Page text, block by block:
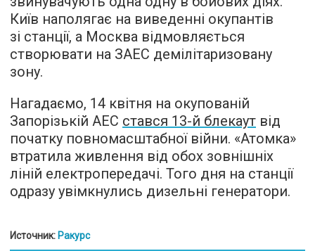
Київ наполягає на виведенні окупантів
зі станції, а Москва відмовляється
створювати на ЗАЕС демілітаризовану
зону.
Нагадаємо, 14 квітня на окупованій
Запорізькій АЕС стався 13-й блекаут від
початку повномасштабної війни. «Атомка»
втратила живлення від обох зовнішніх
ліній електропередачі. Того дня на станції
одразу увімкнулись дизельні генератори.
Источник: Ракурс